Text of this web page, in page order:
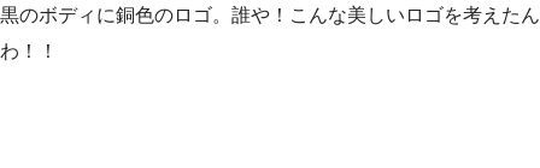
黒のボディに銅色のロゴ。誰や！こんな美しいロゴを考えたん
わ！！